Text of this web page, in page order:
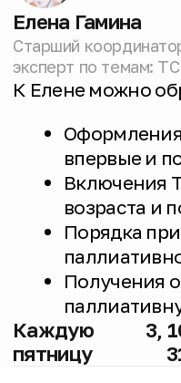
Информация о
обследования,
получении
препаратов, подаче
добра» и прочем.
Медицинское
профильным
ортопеду,
физиотерапевту и другим
расписанию.
Телефонная линия
гранта фонда
поддержке компании
«Р-ФАРМ».